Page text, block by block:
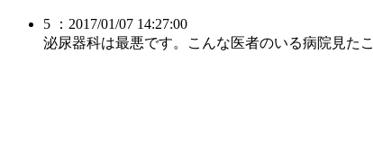
5 ：2017/01/07 14:27:00
泌尿器科は最悪です。こんな医者のいる病院見た